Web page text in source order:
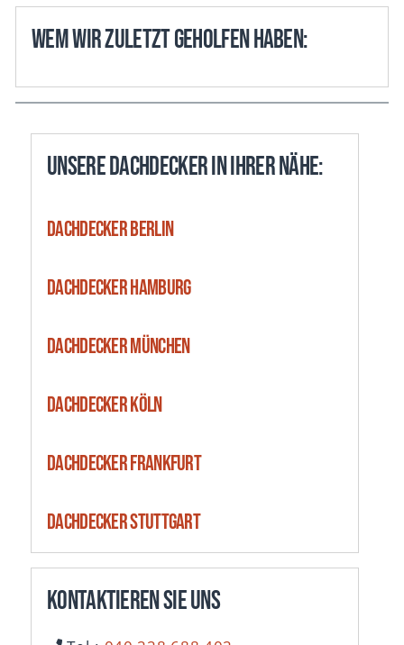
WEM WIR ZULETZT GEHOLFEN HABEN:
Unsere Dachdecker in Ihrer Nähe:
Dachdecker Berlin
Dachdecker Hamburg
Dachdecker München
Dachdecker Köln
Dachdecker Frankfurt
Dachdecker Stuttgart
Kontaktieren Sie uns